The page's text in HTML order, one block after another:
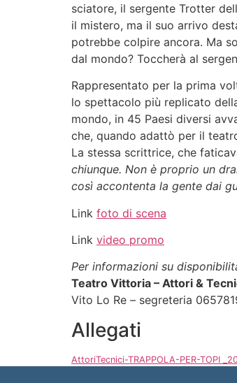
sciatore, il sergente Trotter
il mistero, ma il suo arrivo
potrebbe colpire ancora. Ma
dal mondo? Toccherà al
Rappresentato per la prima
lo spettacolo più replicato
mondo, in 45 Paesi diversi
che, quando adattò per il
La stessa scrittrice, che
chiunque. Non è proprio un
così accontenta la gente dai
Link foto di scena
Link video promo
Per informazioni su
Teatro Vittoria – Attori &
Vito Lo Re – segreteria
Allegati
AttoriTecnici-TRAPPOLA-PER-TOPI